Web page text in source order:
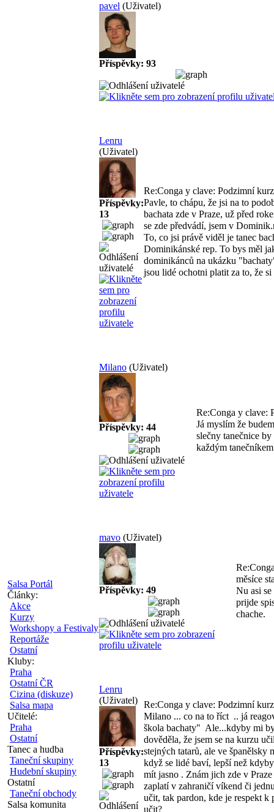
Salsa Portál
Články:
Akce
Kurzy
Workshopy a Festivaly
Reportáže
Ostatní
Kluby:
Praha
Ostatní ČR
Cizina (diskuze)
Salsa mapa
Učitelé:
Praha
Ostatní
Tanec a hudba
Taneční skupiny
Hudební skupiny
Ostatní
Taneční obchody
Salsa komunita
pavel (Uživatel)
Příspěvky: 93
Lenru
(Uživatel)
Příspěvky:
13
Re:Conga y clave: Podzimní
Pavle, to chápu, že jsi na to
bachata zde v Praze, už před
se zde předvádí, jsem v
To, co jsi právě viděl je tanec
Dominikánské rep. To bys měl
dominikánců na ukázku
jsou lidé ochotni platit za to, že
Milano (Uživatel)
Příspěvky: 44
Re:Conga y clave:
Já myslím že
slečny tanečnice
každým
mavo (Uživatel)
Příspěvky: 49
měsíce
Nu asi
prijde
chache.
Lenru
(Uživatel)
Příspěvky:
13
Re:Conga y clave: Podzimní
Milano ... co na to říct .. já
škola bachaty" Ale...kdyby mi
dověděla, že jsem se na kurzu
stejných tatarů, ale ve
když se lidé baví, lepší než
mít jasno . Znám jich zde v
zaplatí v zahraničí víkend či
učit, tak pardon, kde je respekt
učit?